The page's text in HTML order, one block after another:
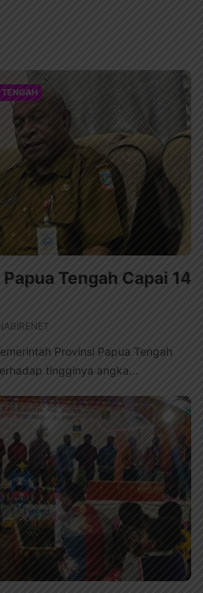
Tengah Capai 14
Provinsi Papua Tengah
tingginya angka...